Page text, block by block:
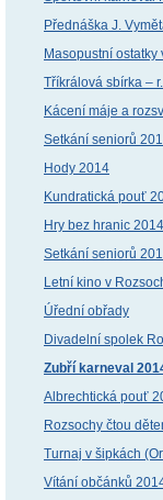
Přednáška J.
Masopustní ostatky
Tříkrálová sbírka –
Kácení máje a
Setkání seniorů
Hody 2014
Kundratická pouť
Hry bez hranic 2014
Setkání seniorů
Letní kino v
Úřední obřady
Divadelní spolek
Zubří karneval
Albrechtická pouť
Rozsochy čtou
Turnaj v šipkách
Vítání občánků